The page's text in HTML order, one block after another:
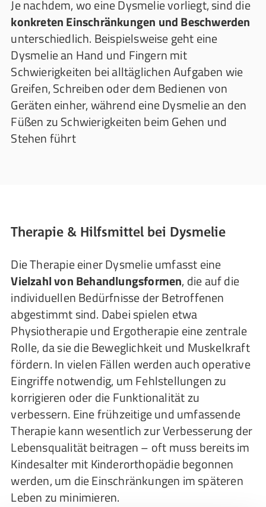
Je nachdem, wo eine Dysmelie vorliegt, sind die
konkreten Einschränkungen und Beschwerden
unterschiedlich. Beispielsweise geht eine
Dysmelie an Hand und Fingern mit
Schwierigkeiten bei alltäglichen Aufgaben wie
Greifen, Schreiben oder dem Bedienen von
Geräten einher, während eine Dysmelie an den
Füßen zu Schwierigkeiten beim Gehen und
Stehen führt
Therapie & Hilfsmittel bei Dysmelie
Die Therapie einer Dysmelie umfasst eine
Vielzahl von Behandlungsformen, die auf die
individuellen Bedürfnisse der Betroffenen
abgestimmt sind. Dabei spielen etwa
Physiotherapie und Ergotherapie eine zentrale
Rolle, da sie die Beweglichkeit und Muskelkraft
fördern. In vielen Fällen werden auch operative
Eingriffe notwendig, um Fehlstellungen zu
korrigieren oder die Funktionalität zu
verbessern. Eine frühzeitige und umfassende
Therapie kann wesentlich zur Verbesserung der
Lebensqualität beitragen – oft muss bereits im
Kindesalter mit Kinderorthopädie begonnen
werden, um die Einschränkungen im späteren
Leben zu minimieren.